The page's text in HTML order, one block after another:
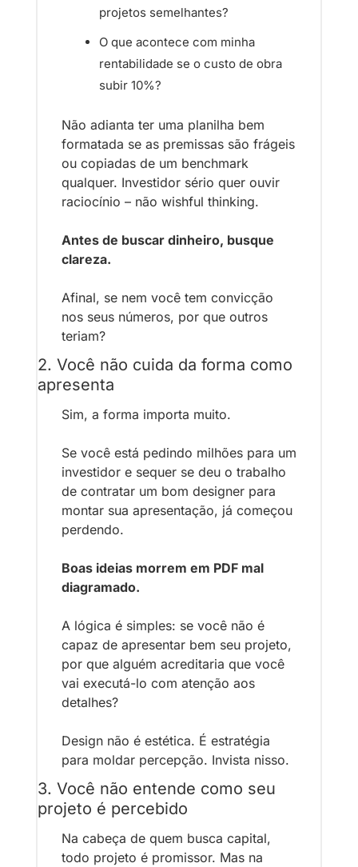
projetos semelhantes?
O que acontece com minha
rentabilidade se o custo de obra
subir 10%?
Não adianta ter uma planilha bem
formatada se as premissas são frágeis
ou copiadas de um benchmark
qualquer. Investidor sério quer ouvir
raciocínio – não wishful thinking.
Antes de buscar dinheiro, busque
clareza.
Afinal, se nem você tem convicção
nos seus números, por que outros
teriam?
2. Você não cuida da forma como
apresenta
Sim, a forma importa muito.
Se você está pedindo milhões para um
investidor e sequer se deu o trabalho
de contratar um bom designer para
montar sua apresentação, já começou
perdendo.
Boas ideias morrem em PDF mal
diagramado.
A lógica é simples: se você não é
capaz de apresentar bem seu projeto,
por que alguém acreditaria que você
vai executá-lo com atenção aos
detalhes?
Design não é estética. É estratégia
para moldar percepção. Invista nisso.
3. Você não entende como seu
projeto é percebido
Na cabeça de quem busca capital,
todo projeto é promissor. Mas na